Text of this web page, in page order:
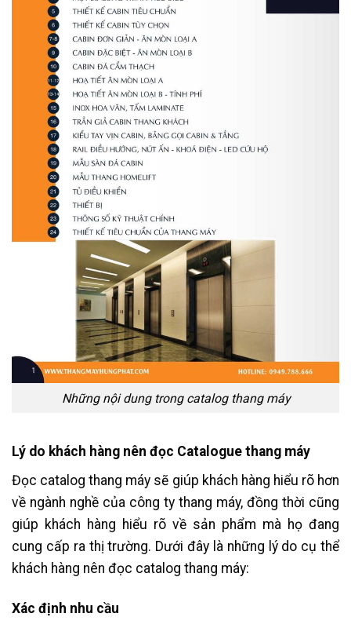
Những nội dung trong catalog thang máy
Lý do khách hàng nên đọc Catalogue thang máy
Đọc catalog thang máy sẽ giúp khách hàng hiểu rõ hơn
về ngành nghề của công ty thang máy, đồng thời cũng
giúp khách hàng hiểu rõ về sản phẩm mà họ đang
cung cấp ra thị trường. Dưới đây là những lý do cụ thể
khách hàng nên đọc catalog thang máy:
Xác định nhu cầu